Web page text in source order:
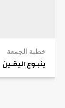
خطبة الجمعة
ينبـوع اليقـين